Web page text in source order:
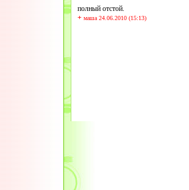
полный отстой.
+ маша 24.06.2010 (15:13)